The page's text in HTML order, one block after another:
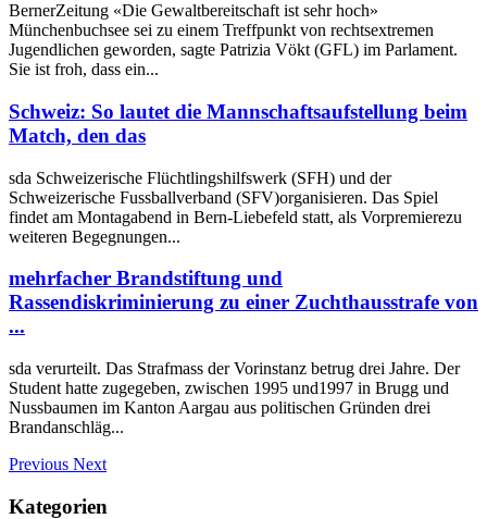
BernerZeitung «Die Gewaltbereitschaft ist sehr hoch»
Münchenbuchsee sei zu einem Treffpunkt von rechtsextremen
Jugendlichen geworden, sagte Patrizia Vökt (GFL) im Parlament.
Sie ist froh, dass ein...
Schweiz: So lautet die Mannschaftsaufstellung beim
Match, den das
sda Schweizerische Flüchtlingshilfswerk (SFH) und der
Schweizerische Fussballverband (SFV)organisieren. Das Spiel
findet am Montagabend in Bern-Liebefeld statt, als Vorpremierezu
weiteren Begegnungen...
mehrfacher Brandstiftung und
Rassendiskriminierung zu einer Zuchthausstrafe von
...
sda verurteilt. Das Strafmass der Vorinstanz betrug drei Jahre. Der
Student hatte zugegeben, zwischen 1995 und1997 in Brugg und
Nussbaumen im Kanton Aargau aus politischen Gründen drei
Brandanschläg...
Previous Next
Kategorien